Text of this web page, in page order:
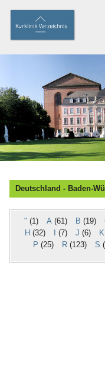
Deutschland - Baden-
" (1) A(61) B (19)
H (32) (7) J (6) K
P (25) R(123) S